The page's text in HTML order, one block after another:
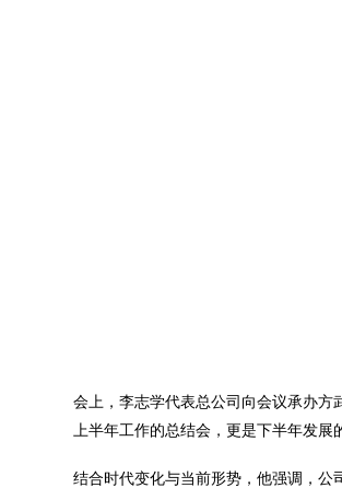
会上，李志学代表总公司向会议承办
上半年工作的总结会，更是下半年发
结合时代变化与当前形势，他强调，公